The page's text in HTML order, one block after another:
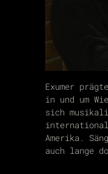
Exumer
in und um
sich
Amerika.
auch lange